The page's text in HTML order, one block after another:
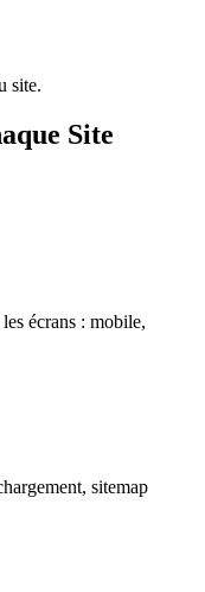
site.
Site
écrans : mobile,
sitemap